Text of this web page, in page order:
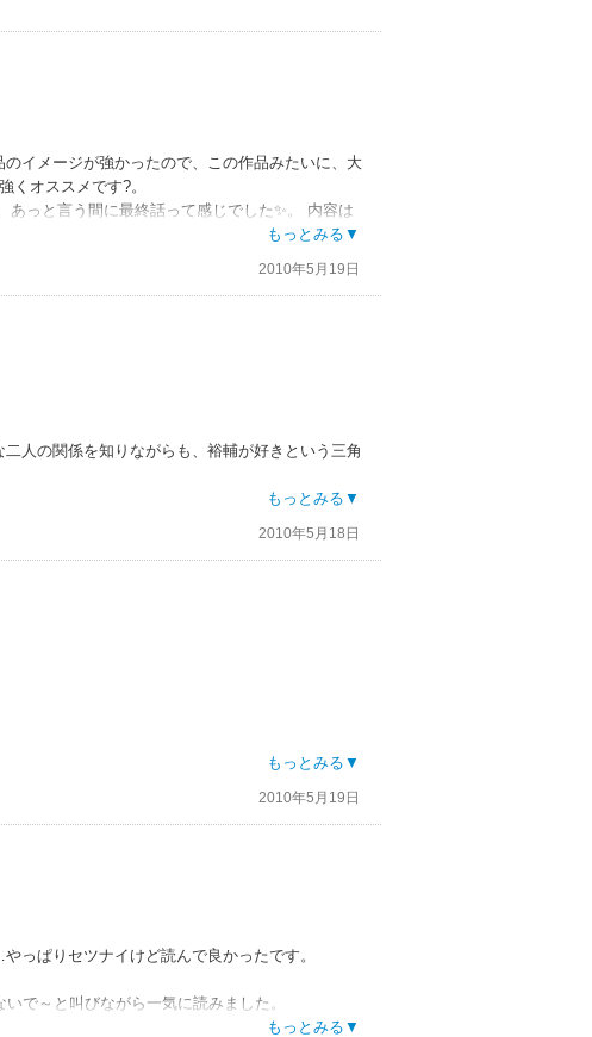
イメージが強かったので、この作品みたいに、大
くオススメです?。
っと言う間に最終話って感じでした✨。 内容は
掛けていた。学校も同じところで、大学に入って
べては宗司と一緒にいたかったから?✨。だけ
裕輔は宗司に親友と言う枠を超えた気持ちがある
なくて、はや二年?。上司との付き合いで、毎日通
てしまう?。彼に会うのは苦痛だけど、でも彼に
人と喫煙ルームで再会した。 昌人は裕輔たちと同
会が切っ掛けで、裕輔・宗司・昌人の三人共お互
。男三人の恋愛関係が切なく、最後には幸せにな
もっとみる▼
2010年5月19日
人の関係を知りながらも、裕輔が好きという三角
いるのがすごく伝わってきて、ほんと甘切なくな
司とは性格が似てるのか、とにかく二人とも好き
です。
に対しての行為は決して無理やりじゃないし 裕
は読後感がすごくいいですね
る、とてもバランスのとれた作品だと思います
もっとみる▼
2010年5月18日
少しずつ知っていきます。
ーリーですが、キャラ設定が上手くて誰か一人に
ぱなし?
もっとみる▼
2010年5月19日
っぱりセツナイけど読んで良かったです。
で～と叫びながら一気に読みました。
方しか選べない裕輔…。伝えれば奪えるのに…祐輔
もっとみる▼